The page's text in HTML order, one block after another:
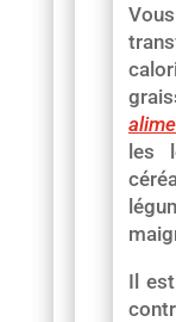
les
Il